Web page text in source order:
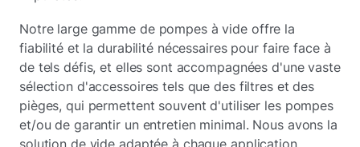
Notre large gamme de pompes à vide offre la
fiabilité et la durabilité nécessaires pour faire face à
de tels défis, et elles sont accompagnées d'une vaste
sélection d'accessoires tels que des filtres et des
pièges, qui permettent souvent d'utiliser les pompes
et/ou de garantir un entretien minimal. Nous avons la
solution de vide adaptée à chaque application